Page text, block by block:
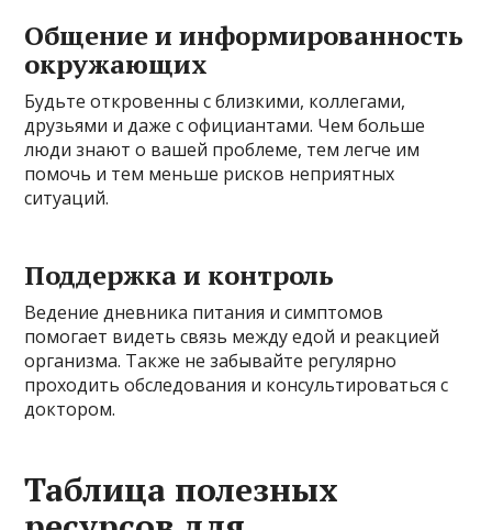
Общение и информированность
окружающих
Будьте откровенны с близкими, коллегами,
друзьями и даже с официантами. Чем больше
люди знают о вашей проблеме, тем легче им
помочь и тем меньше рисков неприятных
ситуаций.
Поддержка и контроль
Ведение дневника питания и симптомов
помогает видеть связь между едой и реакцией
организма. Также не забывайте регулярно
проходить обследования и консультироваться с
доктором.
Таблица полезных